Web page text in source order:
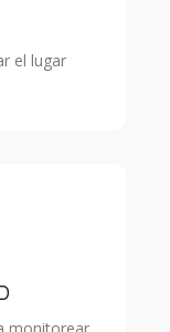
el lugar